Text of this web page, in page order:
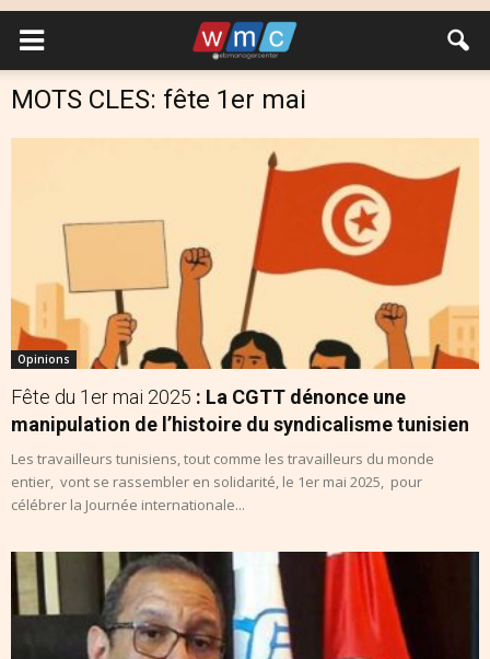
MOTS CLES: fête 1er mai
Opinions
Fête du 1er mai 2025 : La CGTT dénonce une
manipulation de l’histoire du syndicalisme tunisien
Les travailleurs tunisiens, tout comme les travailleurs du monde
entier, vont se rassembler en solidarité, le 1er mai 2025, pour
célébrer la Journée internationale...